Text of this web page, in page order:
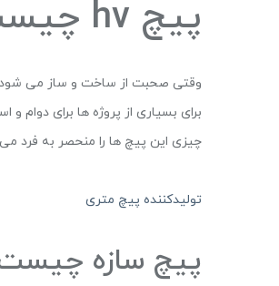
پیچ hv چیست؟
برای بسیاری از پروژه ها برای
چیزی این پیچ ها را منحصر به فرد
تولیدکننده پیچ متری
پیچ سازه